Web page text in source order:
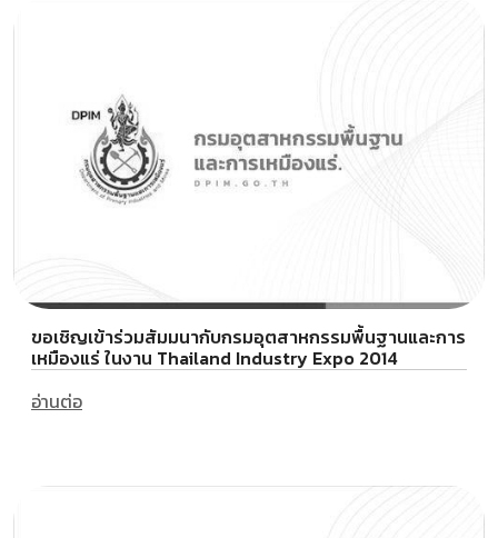
ขอเชิญเข้าร่วมสัมมนากับกรมอุตสาหกรรมพื้นฐานและการ
เหมืองแร่ ในงาน Thailand Industry Expo 2014
อ่านต่อ